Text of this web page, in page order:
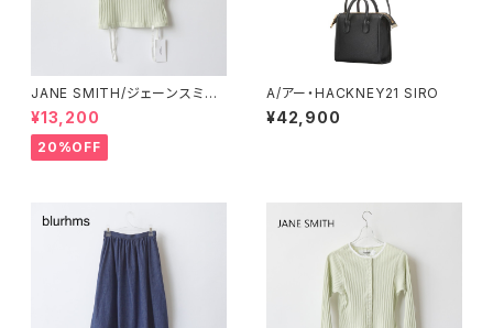
JANE SMITH/ジェーンスミス・
cotton eyelet rib up down
canmisole
¥13,200
20%OFF
A/アー・HACKNEY21 SIRO
¥42,900